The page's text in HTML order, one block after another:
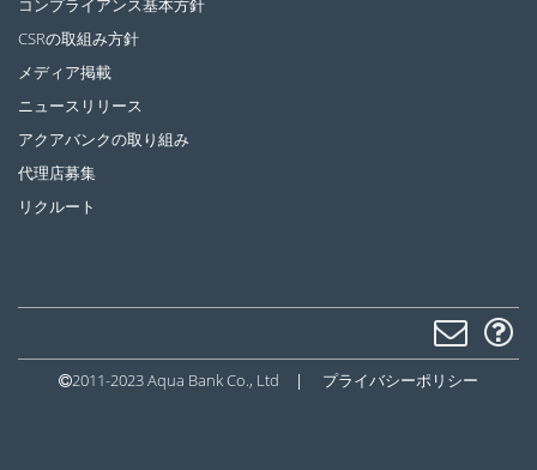
コンプライアンス基本方針
CSRの取組み方針
メディア掲載
ニュースリリース
アクアバンクの取り組み
代理店募集
リクルート
2011-2023 Aqua Bank Co., Ltd | プライバシーポリシー